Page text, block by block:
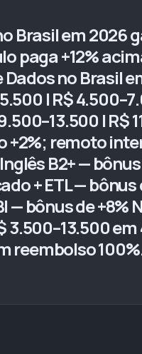
Brasil em 2026
paga +12%
no Brasil
| R$
|
remoto
B2+ —
+ ETL —
bônus de +8%